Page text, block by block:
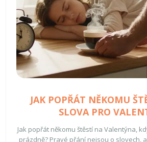
JAK POPŘÁT NĚKOMU
SLOVA PRO
Jak popřát někomu štěstí na Valentýna,
prázdně? Pravé přání nejsou o slovech,